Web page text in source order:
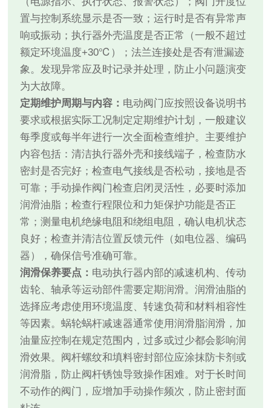
置与控制系统显示是否一致；运行时是否有异常声
响或振动；执行器外壳温度是否正常（一般不超过
额定环境温度+30℃）；法兰连接处是否有泄漏迹
象。发现异常应及时记录并处理，防止小问题演变
为大故障。
定期维护周期与内容： 电动阀门应按照设备说明书
要求或根据实际工况制定定期维护计划，一般建议
每季度或每半年进行一次全面检查维护。主要维护
内容包括：清洁执行器外壳和接线端子，检查防水
密封是否完好；检查电气接线是否松动，接地是否
可靠；手动操作阀门检查启闭灵活性，必要时添加
润滑油脂；检查行程限位和力矩保护功能是否正
常；测量电机绝缘电阻和绕组电阻，确认电机状态
良好；检查并清洁位置反馈元件（如电位器、编码
器），确保信号准确可靠。
润滑保养要点： 电动执行器内部的减速机构、传动
齿轮、轴承等运动部件需要定期润滑。润滑油脂的
选择应考虑使用环境温度、转速负荷和材料相容性
等因素。蜗轮蜗杆减速器通常使用润滑脂润滑，加
油量应控制在规定范围内，过多或过少都会影响润
滑效果。阀杆螺纹和填料密封部位应涂抹防卡剂或
润滑脂，防止阀杆锈蚀导致操作困难。对于长时间
不动作的阀门，应增加手动操作频次，防止密封面